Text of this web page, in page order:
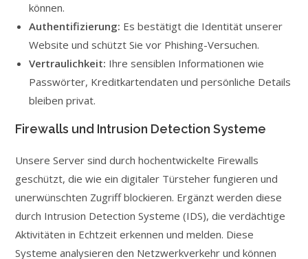
können.
Authentifizierung: Es bestätigt die Identität unserer
Website und schützt Sie vor Phishing-Versuchen.
Vertraulichkeit: Ihre sensiblen Informationen wie
Passwörter, Kreditkartendaten und persönliche Details
bleiben privat.
Firewalls und Intrusion Detection Systeme
Unsere Server sind durch hochentwickelte Firewalls
geschützt, die wie ein digitaler Türsteher fungieren und
unerwünschten Zugriff blockieren. Ergänzt werden diese
durch Intrusion Detection Systeme (IDS), die verdächtige
Aktivitäten in Echtzeit erkennen und melden. Diese
Systeme analysieren den Netzwerkverkehr und können